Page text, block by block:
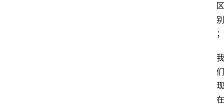
区
别
；
我
们
现
在